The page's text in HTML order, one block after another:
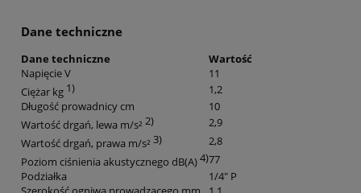
Dane techniczne
Dane techniczne
Wartość
Napięcie V
11
Ciężar kg 1)
1,2
Długość prowadnicy cm
10
Wartość drgań, lewa m/s² 2)
2,9
Wartość drgań, prawa m/s² 3)
2,8
Poziom ciśnienia akustycznego dB(A)4)77
Podziałka
1/4" P